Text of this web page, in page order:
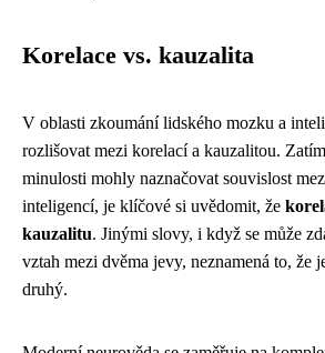
Korelace vs. kauzalita
V oblasti zkoumání lidského mozku a
rozlišovat mezi korelací a kauzalitou.
minulosti mohly naznačovat souvislost
inteligencí, je klíčové si uvědomit, že
kauzalitu. Jinými slovy, i když se může
vztah mezi dvěma jevy, neznamená to, že
druhý.